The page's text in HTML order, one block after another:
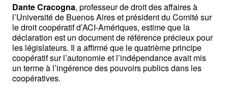
Dante Cracogna, professeur de droit des affaires à
l’Université de Buenos Aires et président du Comité sur
le droit coopératif d’ACI-Amériques, estime que la
déclaration est un document de référence précieux pour
les législateurs. Il a affirmé que le quatrième principe
coopératif sur l’autonomie et l’indépendance avait mis
un terme à l’ingérence des pouvoirs publics dans les
coopératives.